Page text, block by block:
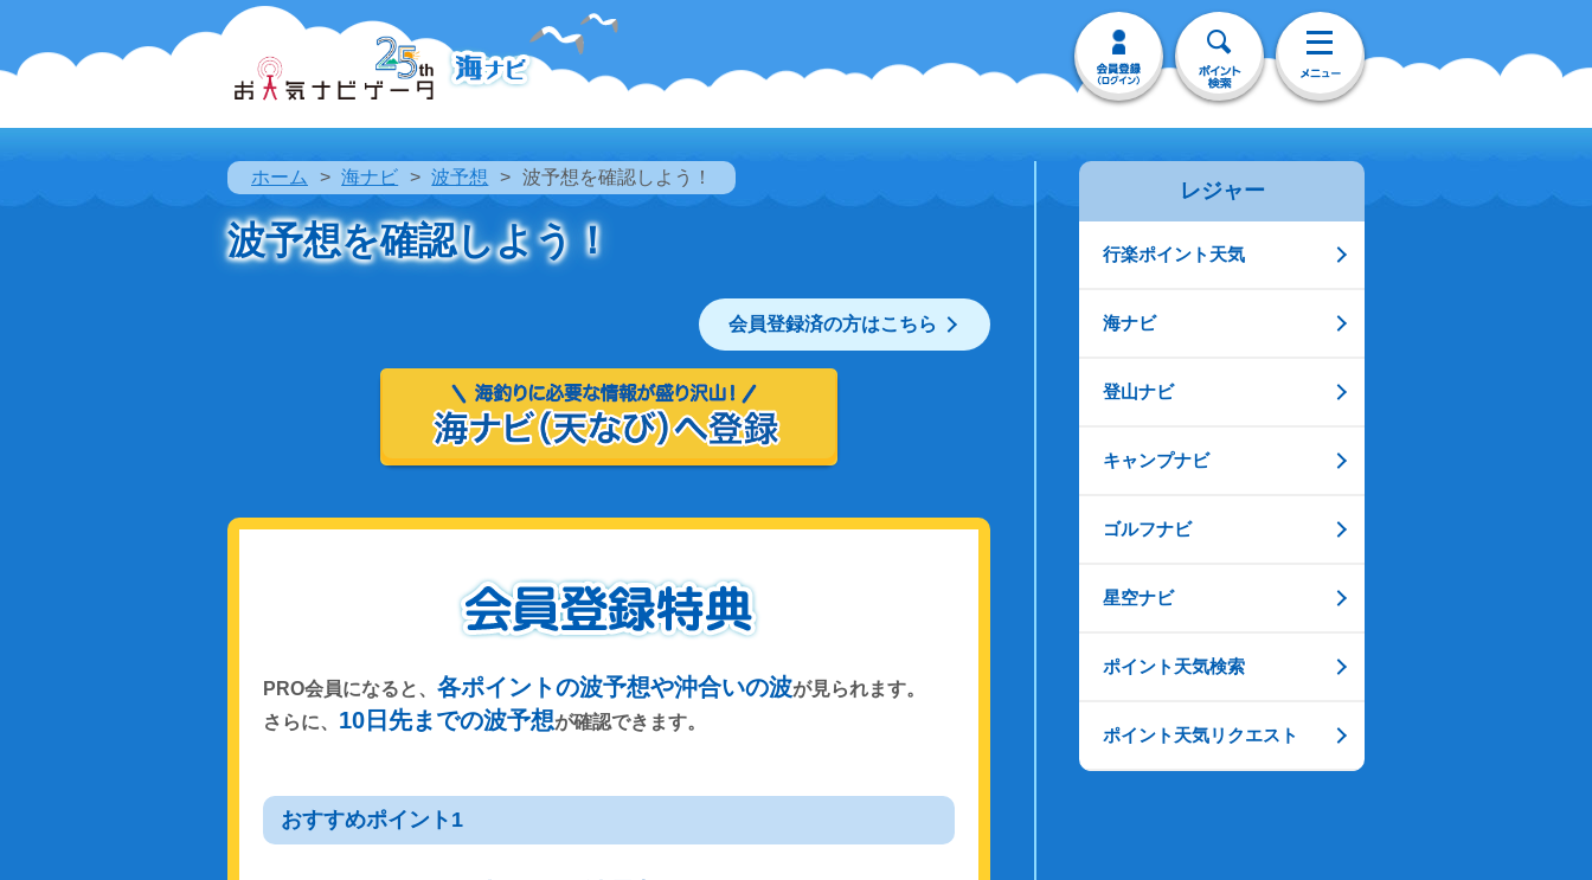
ホーム 海ナビ 波予想 波予想を確認しよう！
波予想を確認しよう！
会員登録済の方はこちら
PRO会員になると、 各ポイントの波予想や沖合いの波が見られます。
さらに、 10日先までの波予想が確認できます。
おすすめポイント1
レジャー
行楽ポイント天気
海ナビ
登山ナビ
キャンプナビ
ゴルフナビ
星空ナビ
ポイント天気検索
ポイント天気リクエスト